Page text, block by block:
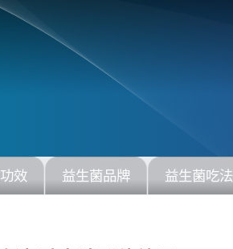
效 益生菌品牌 益生菌吃法